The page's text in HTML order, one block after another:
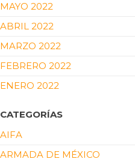
MAYO 2022
ABRIL 2022
MARZO 2022
FEBRERO 2022
ENERO 2022
CATEGORÍAS
AIFA
ARMADA DE MÉXICO